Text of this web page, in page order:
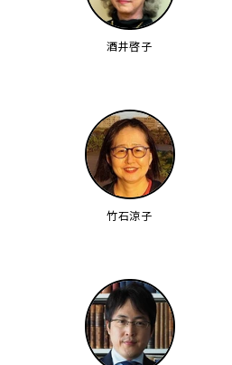
酒井啓子
竹石涼子